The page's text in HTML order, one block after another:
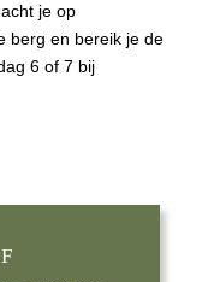
je op
berg en bereik je de
6 of 7 bij